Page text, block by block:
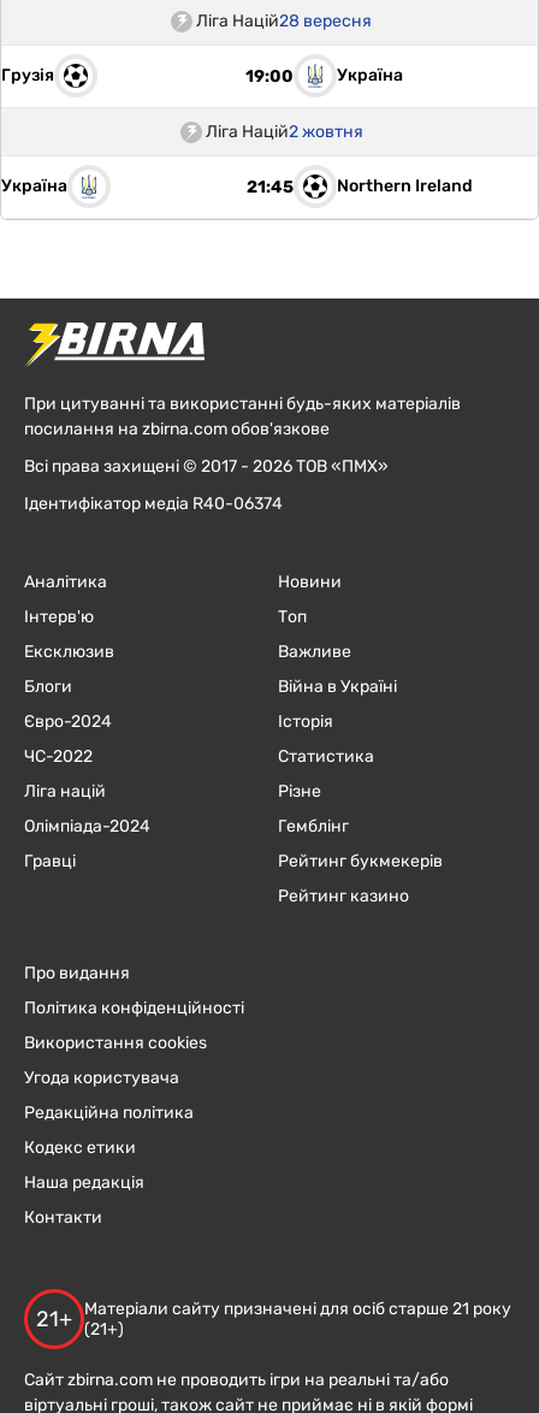
Ліга Націй28 вересня
Грузія 19:00 Україна
Ліга Націй2 жовтня
Україна 21:45 Northern Ireland
При цитуванні та використанні будь-яких матеріалів
посилання на zbirna.com обов'язкове
Всі права захищені © 2017 - 2026 ТОВ «ПМХ»
Ідентифікатор медіа R40-06374
Аналітика
Інтерв'ю
Ексклюзив
Блоги
Євро-2024
ЧC-2022
Ліга націй
Олімпіада-2024
Гравці
Новини
Топ
Важливе
Війна в Україні
Історія
Статистика
Різне
Гемблінг
Рейтинг букмекерів
Рейтинг казино
Про видання
Політика конфіденційності
Використання cookies
Угода користувача
Редакційна політика
Кодекс етики
Наша редакція
Контакти
21+
Матеріали сайту призначені для осіб старше 21 року
(21+)
Сайт zbirna.com не проводить ігри на реальні та/або
віртуальні гроші, також сайт не приймає ні в якій формі